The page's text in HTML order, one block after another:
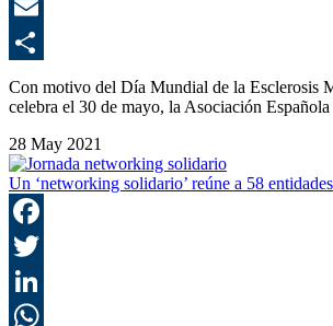
Con motivo del Día Mundial de la Esclerosis
celebra el 30 de mayo, la Asociación
28 May 2021
Un ‘networking solidario’ reúne a 58